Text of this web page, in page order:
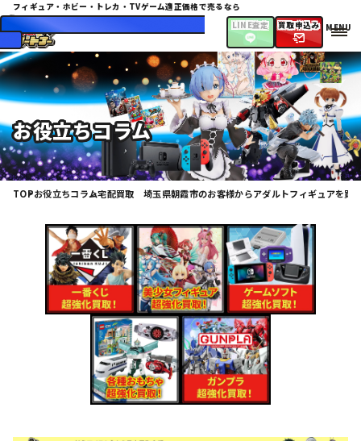
フィギュア・ホビー・トレカ・TVゲーム適正価格で売るなら
072-943-2474 LINE査定 買取申込み
お役立ちコラム
TOPお役立ちコラム宅配買取 埼玉県朝霞市のお客様からアダルトフィギュアを買